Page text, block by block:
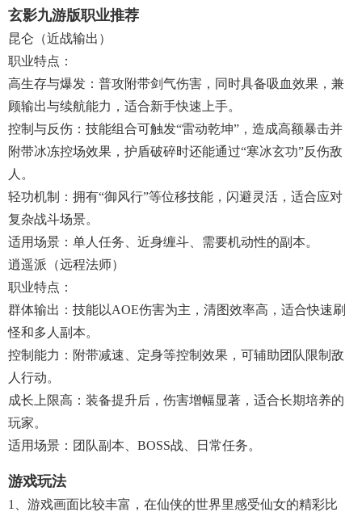
玄影九游版职业推荐
‌昆仑（近战输出）‌
‌职业特点‌：
‌高生存与爆发‌：普攻附带剑气伤害，同时具备吸血效果，兼
顾输出与续航能力，适合新手快速上手。
‌控制与反伤‌：技能组合可触发“雷动乾坤”，造成高额暴击并
附带冰冻控场效果，护盾破碎时还能通过“寒冰玄功”反伤敌
人。
‌轻功机制‌：拥有“御风行”等位移技能，闪避灵活，适合应对
复杂战斗场景。
‌适用场景‌：单人任务、近身缠斗、需要机动性的副本。
‌逍遥派（远程法师）‌
‌职业特点‌：
‌群体输出‌：技能以AOE伤害为主，清图效率高，适合快速刷
怪和多人副本。
‌控制能力‌：附带减速、定身等控制效果，可辅助团队限制敌
人行动。
‌成长上限高‌：装备提升后，伤害增幅显著，适合长期培养的
玩家。
‌适用场景‌：团队副本、BOSS战、日常任务。
游戏玩法
1、游戏画面比较丰富，在仙侠的世界里感受仙女的精彩比